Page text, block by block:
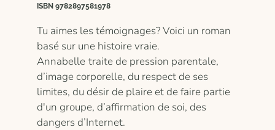
ISBN 9782897581978
Tu aimes les témoignages? Voici un roman
basé sur une histoire vraie.
Annabelle traite de pression parentale,
d’image corporelle, du respect de ses
limites, du désir de plaire et de faire partie
d'un groupe, d’affirmation de soi, des
dangers d’Internet.